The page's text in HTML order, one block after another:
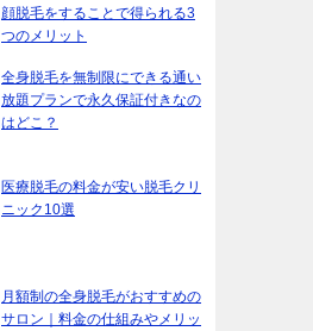
顔脱毛をすることで得られる3
つのメリット
全身脱毛を無制限にできる通い
放題プランで永久保証付きなの
はどこ？
医療脱毛の料金が安い脱毛クリ
ニック10選
月額制の全身脱毛がおすすめの
サロン｜料金の仕組みやメリッ